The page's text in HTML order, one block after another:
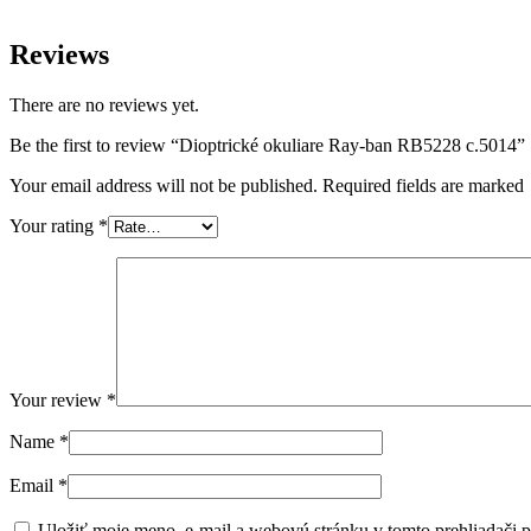
Reviews
There are no reviews yet.
Be the first to review “Dioptrické okuliare Ray-ban RB5228 c.5014”
Your email address will not be published. Required fields are marked
Your rating *
Your review *
Name *
Email *